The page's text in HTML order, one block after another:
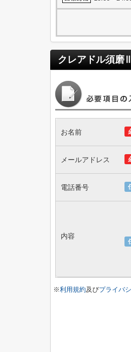
クレアドル須磨Ⅲ
お名前
メールアドレス
電話番号
内容
※利用規約及びプライバ